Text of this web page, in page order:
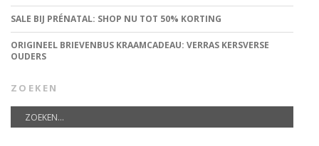
SALE BIJ PRÉNATAL: SHOP NU TOT 50% KORTING
ORIGINEEL BRIEVENBUS KRAAMCADEAU: VERRAS KERSVERSE
OUDERS
ZOEKEN